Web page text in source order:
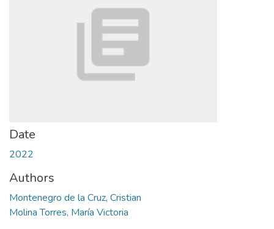
Date
2022
Authors
Montenegro de la Cruz, Cristian
Molina Torres, María Victoria